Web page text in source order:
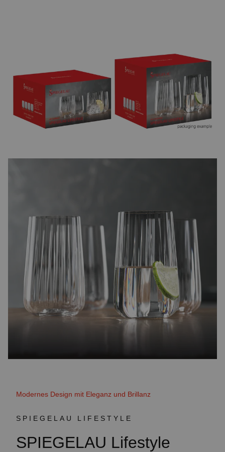
Modernes Design mit Eleganz und Brillanz
SPIEGELAU LIFESTYLE
SPIEGELAU Lifestyle